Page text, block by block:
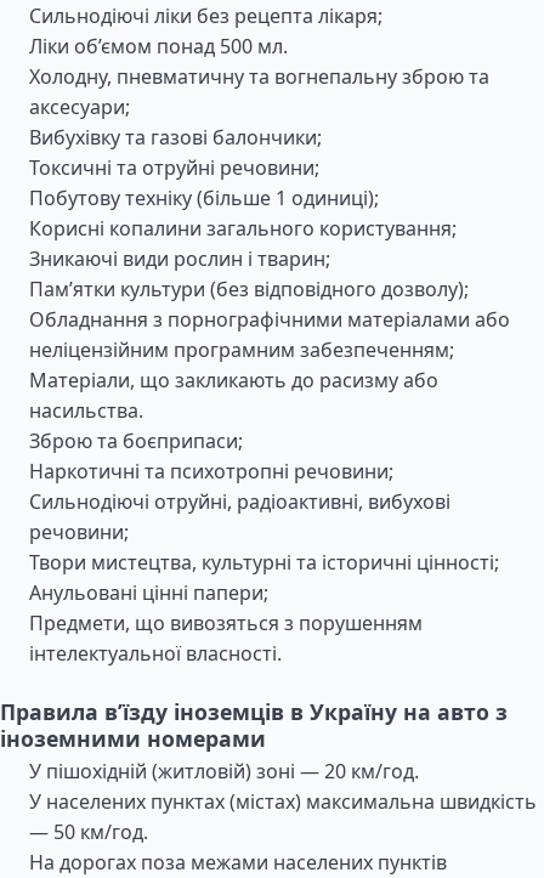
Сильнодіючі ліки без рецепта лікаря;
Ліки об’ємом понад 500 мл.
Холодну, пневматичну та вогнепальну зброю та
аксесуари;
Вибухівку та газові балончики;
Токсичні та отруйні речовини;
Побутову техніку (більше 1 одиниці);
Корисні копалини загального користування;
Зникаючі види рослин і тварин;
Пам’ятки культури (без відповідного дозволу);
Обладнання з порнографічними матеріалами або
неліцензійним програмним забезпеченням;
Матеріали, що закликають до расизму або
насильства.
Зброю та боєприпаси;
Наркотичні та психотропні речовини;
Сильнодіючі отруйні, радіоактивні, вибухові
речовини;
Твори мистецтва, культурні та історичні цінності;
Анульовані цінні папери;
Предмети, що вивозяться з порушенням
інтелектуальної власності.
Правила в’їзду іноземців в Україну на авто з
іноземними номерами
У пішохідній (житловій) зоні — 20 км/год.
У населених пунктах (містах) максимальна швидкість
— 50 км/год.
На дорогах поза межами населених пунктів